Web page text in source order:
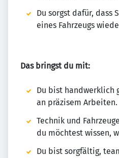
Du sorgst dafür, dass
eines Fahrzeugs
Das bringst du mit:
Du bist handwerklich
an präzisem Arbeiten.
Technik und
du möchtest wissen,
Du bist sorgfältig,